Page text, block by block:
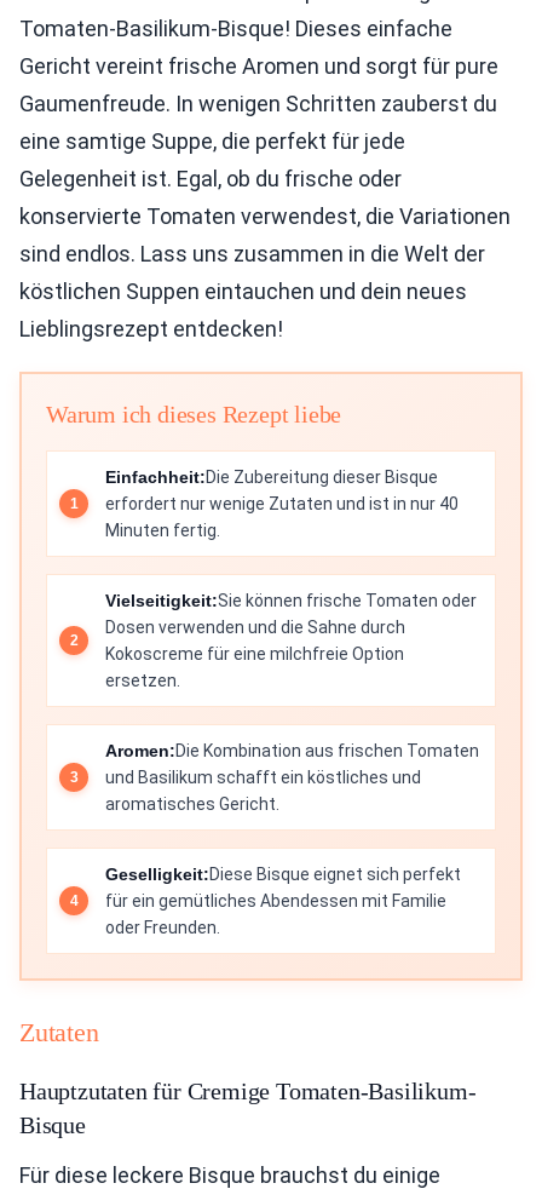
Tomaten-Basilikum-Bisque! Dieses einfache
Gericht vereint frische Aromen und sorgt für pure
Gaumenfreude. In wenigen Schritten zauberst du
eine samtige Suppe, die perfekt für jede
Gelegenheit ist. Egal, ob du frische oder
konservierte Tomaten verwendest, die Variationen
sind endlos. Lass uns zusammen in die Welt der
köstlichen Suppen eintauchen und dein neues
Lieblingsrezept entdecken!
Warum ich dieses Rezept liebe
Einfachheit:Die Zubereitung dieser Bisque
erfordert nur wenige Zutaten und ist in nur 40
Minuten fertig.
Vielseitigkeit:Sie können frische Tomaten oder
Dosen verwenden und die Sahne durch
Kokoscreme für eine milchfreie Option
ersetzen.
Aromen:Die Kombination aus frischen Tomaten
und Basilikum schafft ein köstliches und
aromatisches Gericht.
Geselligkeit:Diese Bisque eignet sich perfekt
für ein gemütliches Abendessen mit Familie
oder Freunden.
Zutaten
Hauptzutaten für Cremige Tomaten-Basilikum-
Bisque
Für diese leckere Bisque brauchst du einige